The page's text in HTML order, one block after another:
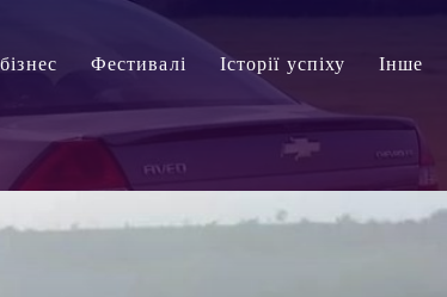
Фестивалі Історії успіху Інше